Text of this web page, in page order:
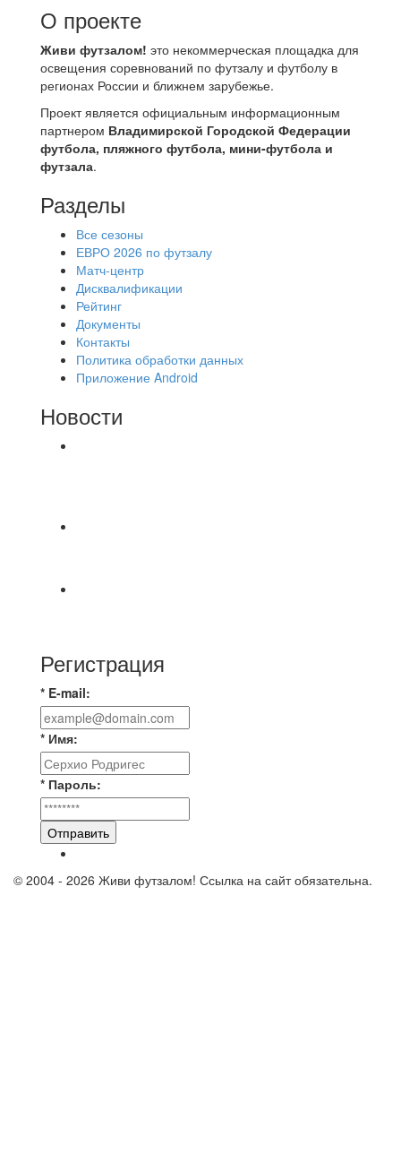
О проекте
Живи футзалом! это некоммерческая площадка для
освещения соревнований по футзалу и футболу в
регионах России и ближнем зарубежье.
Проект является официальным информационным
партнером Владимирской Городской Федерации
футбола, пляжного футбола, мини-футбола и
футзала.
Разделы
Все сезоны
ЕВРО 2026 по футзалу
Матч-центр
Дисквалификации
Рейтинг
Документы
Контакты
Политика обработки данных
Приложение Android
Новости
Регистрация
* E-mail:
* Имя:
* Пароль:
Отправить
© 2004 - 2026 Живи футзалом! Ссылка на сайт обязательна.